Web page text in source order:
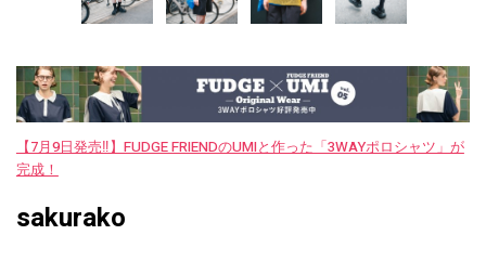
【7月9日発売‼︎】FUDGE FRIENDのUMIと作った「3WAYポロシャツ」が
完成！
sakurako